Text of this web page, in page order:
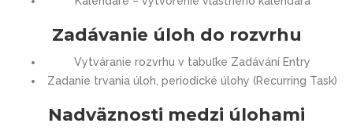
Zadávanie úloh do rozvrhu
Vytváranie rozvrhu v tabuľke Zadávání Entry
Zadanie trvania úloh, periodické úlohy (Recurring Task)
Nadväznosti medzi úlohami